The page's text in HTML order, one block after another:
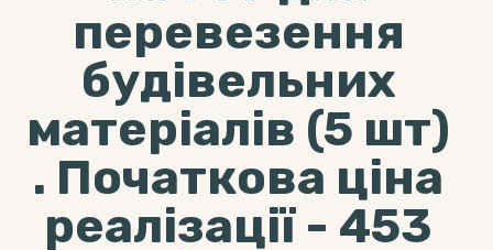
перевезення
будівельних
матеріалів (5 шт)
. Початкова ціна
реалізації - 453